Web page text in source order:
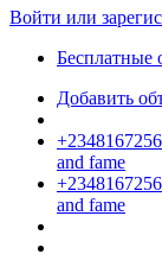
Войти или
Бесплатные
Добавить
and fame
and fame